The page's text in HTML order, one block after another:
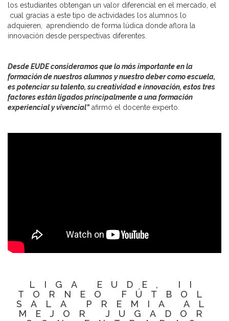
los estudiantes obtengan un valor diferencial en el mercado, el
cual gracias a este tipo de actividades los alumnos lo
adquieren, aprendiendo de forma lúdica donde aflora la
innovación desde perspectivas diferentes.
Desde EUDE consideramos que lo más importante en la
formación de nuestros alumnos y nuestro deber como escuela,
es potenciar su talento, su creatividad e innovación, estos tres
factores están ligados principalmente a una formación
experiencial y vivencial”afirmó el docente experto.
LIGA EUDE, II
TORNEO FÚTBOL
SALA PREMIA AL
MEJOR JUGADOR